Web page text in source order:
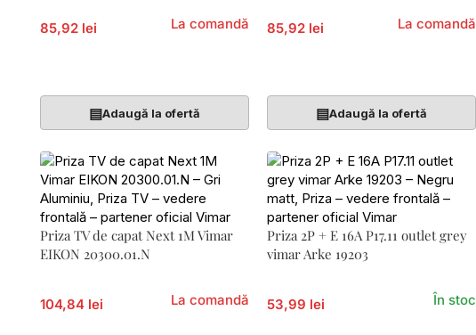
85,92 lei La comandă
▤Adaugă la ofertă
85,92 lei La comandă
▤Adaugă la ofertă
Priza TV de capat Next 1M Vimar
EIKON 20300.01.N
104,84 lei La comandă
Priza 2P + E 16A P17.11 outlet grey
vimar Arke 19203
53,99 lei În stoc